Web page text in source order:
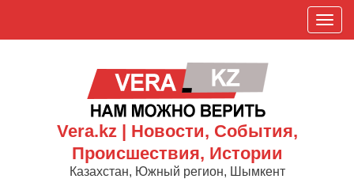
П
о
Vera.kz | Новости, События,
Происшествия, Истории
Казахстан, Южный регион, Шымкент